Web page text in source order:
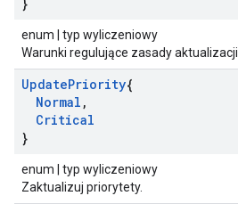
enum | typ wyliczeniowy
Warunki regulujące zasady aktualizacji.
UpdatePriority{
Normal ,
Critical
}
enum | typ wyliczeniowy
Zaktualizuj priorytety.